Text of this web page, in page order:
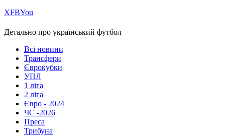
ХFBYou
Детально про український футбол
Всі новини
Трансфери
Єврокубки
УПЛ
1 ліга
2 ліга
Євро - 2024
ЧС -2026
Преса
Трибуна